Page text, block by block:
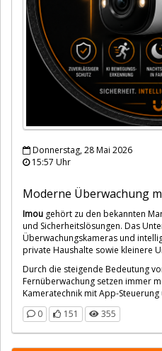
Donnerstag, 28 Mai 2026
15:57 Uhr
Moderne Überwachung
Imou gehört zu den bekannten
und Sicherheitslösungen. Das
Überwachungskameras und
private Haushalte sowie kleinere
Durch die steigende Bedeutung
Fernüberwachung setzen immer
Kameratechnik mit App-
0
151 355